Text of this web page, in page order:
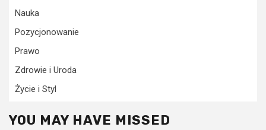
Nauka
Pozycjonowanie
Prawo
Zdrowie i Uroda
Życie i Styl
YOU MAY HAVE MISSED